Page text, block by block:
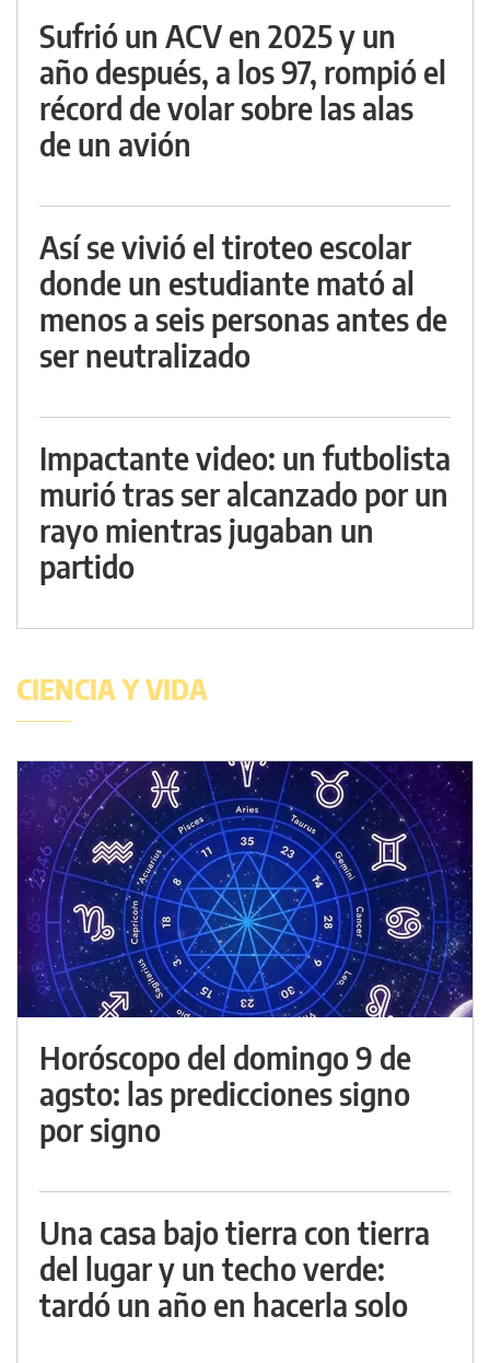
Sufrió un ACV en 2025 y un
año después, a los 97, rompió el
récord de volar sobre las alas
de un avión
Así se vivió el tiroteo escolar
donde un estudiante mató al
menos a seis personas antes de
ser neutralizado
Impactante video: un futbolista
murió tras ser alcanzado por un
rayo mientras jugaban un
partido
CIENCIA Y VIDA
Horóscopo del domingo 9 de
agsto: las predicciones signo
por signo
Una casa bajo tierra con tierra
del lugar y un techo verde:
tardó un año en hacerla solo